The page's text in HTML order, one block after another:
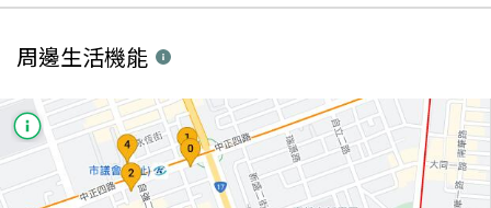
周邊生活機能